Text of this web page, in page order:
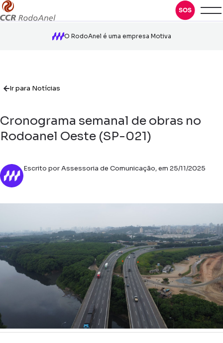
O RodoAnel é uma empresa Motiva
Ir para Notícias
Cronograma semanal de obras no
Rodoanel Oeste (SP-021)
Escrito por Assessoria de Comunicação, em 25/11/2025